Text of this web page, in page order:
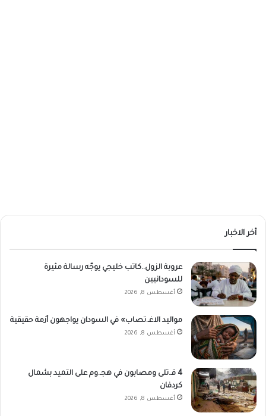
أخر الاخبار
عروبة الزول..كاتب خليجي يوجّه رسالة مثيرة
للسودانيين
أغسطس 8, 2026
مواليد الاغـ.تصاب» في السودان يواجهون أزمة حقيقية
أغسطس 8, 2026
4 قـ.تلى ومصابون في هجـ.وم على التميد بشمال
كردفان
أغسطس 8, 2026